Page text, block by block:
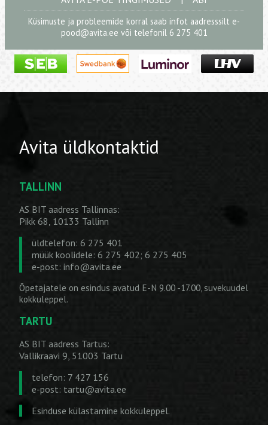
Küsimuste ja probleemide korral saab infot aadresssilt e-
pood@avita.ee või telefonil 6 275 401
Avita üldkontaktid
TALLINN
AS BIT aadress Tallinnas:
Pikk 68, 10133 Tallinn
üldtelefon: 6 275 401
müük koolidele: 6 275 402; 6 275 405
e-post: info@avita.ee
Õpetajatele on esindus avatud E-N 9.00 -17.00, suvekuudel
kokkuleppel.
TARTU
AS BIT aadress Tartus:
Vallikraavi 9, 51003 Tartu
telefon: 7 427 156
e-post: tartu@avita.ee
Esinduse külastamine kokkuleppel.